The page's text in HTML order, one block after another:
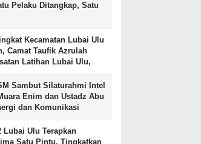
Pelaku Ditangkap, Satu
Kecamatan Lubai Ulu
Camat Taufik Azrulah
Latihan Lubai Ulu,
Sambut Silaturahmi Intel
Enim dan Ustadz Abu
dan Komunikasi
Lubai Ulu Terapkan
Satu Pintu, Tingkatkan